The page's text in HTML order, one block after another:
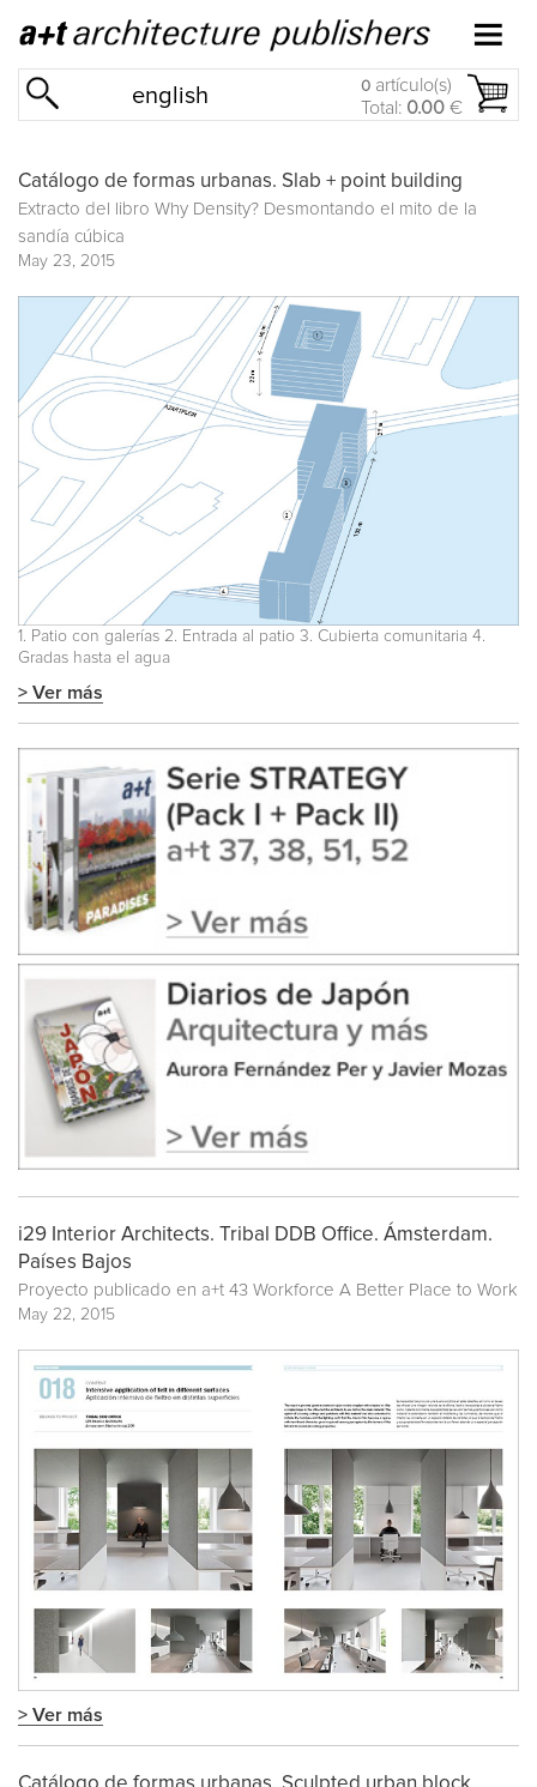
english 0 artículo(s)
Total: 0.00 €
Catálogo de formas urbanas. Slab + point building
Extracto del libro Why Density? Desmontando el mito de la
sandía cúbica
May 23, 2015
1. Patio con galerías 2. Entrada al patio 3. Cubierta comunitaria 4.
Gradas hasta el agua
> Ver más
i29 Interior Architects. Tribal DDB Office. Ámsterdam.
Países Bajos
Proyecto publicado en a+t 43 Workforce A Better Place to Work
May 22, 2015
> Ver más